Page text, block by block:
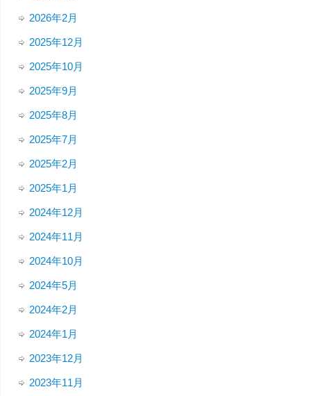
2026年2月
2025年12月
2025年10月
2025年9月
2025年8月
2025年7月
2025年2月
2025年1月
2024年12月
2024年11月
2024年10月
2024年5月
2024年2月
2024年1月
2023年12月
2023年11月